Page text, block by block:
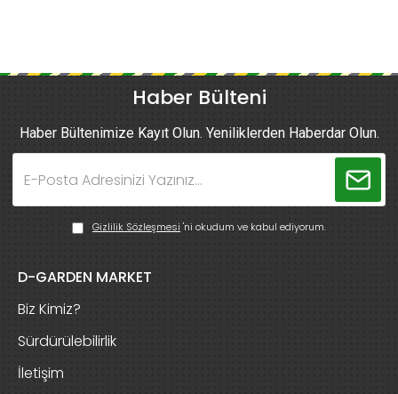
Haber Bülteni
Haber Bültenimize Kayıt Olun. Yeniliklerden Haberdar Olun.
Gizlilik Sözleşmesi 'ni okudum ve kabul ediyorum.
D-GARDEN MARKET
Biz Kimiz?
Sürdürülebilirlik
İletişim